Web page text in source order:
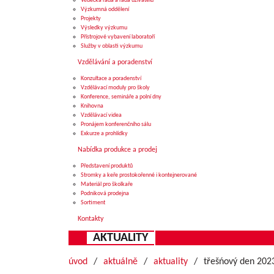
Výzkumná oddělení
Projekty
Výsledky výzkumu
Přístrojové vybavení laboratoří
Služby v oblasti výzkumu
Vzdělávání a poradenství
Konzultace a poradenství
Vzdělávací moduly pro školy
Konference, semináře a polní dny
Knihovna
Vzdělávací videa
Pronájem konferenčního sálu
Exkurze a prohlídky
Nabídka produkce a prodej
Představení produktů
Stromky a keře prostokořenné i kontejnerované
Materiál pro školkaře
Podniková prodejna
Sortiment
Kontakty
AKTUALITY
úvod aktuálně aktuality třešńový den